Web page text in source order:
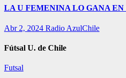
LA U FEMENINA LO GANA
Abr 2, 2024 Radio AzulChile
Fútsal U. de Chile
Futsal